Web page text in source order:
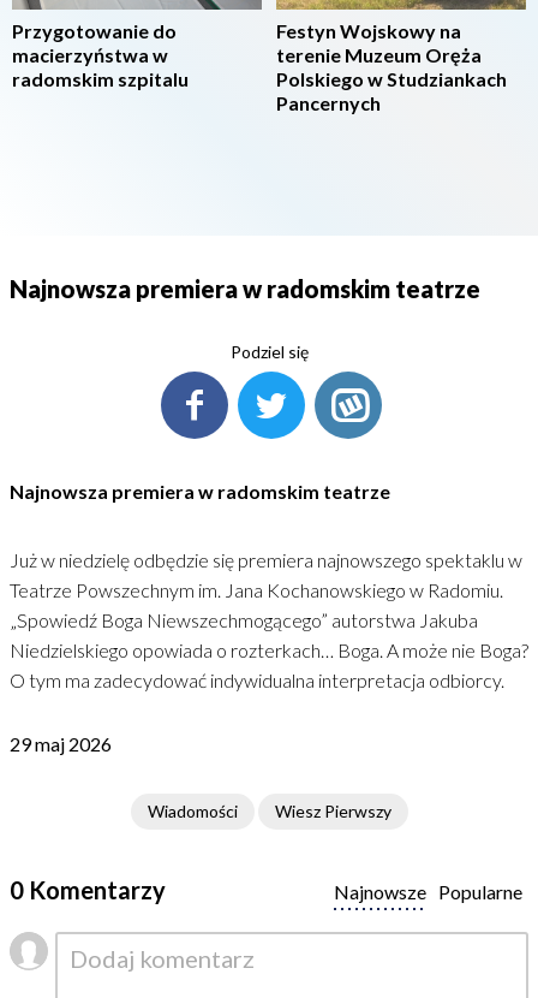
Przygotowanie do
macierzyństwa w
radomskim szpitalu
Festyn Wojskowy na
terenie Muzeum Oręża
Polskiego w Studziankach
Pancernych
Najnowsza premiera w radomskim teatrze
Podziel się
Najnowsza premiera w radomskim teatrze
Już w niedzielę odbędzie się premiera najnowszego spektaklu w
Teatrze Powszechnym im. Jana Kochanowskiego w Radomiu.
„Spowiedź Boga Niewszechmogącego” autorstwa Jakuba
Niedzielskiego opowiada o rozterkach… Boga. A może nie Boga?
O tym ma zadecydować indywidualna interpretacja odbiorcy.
29 maj 2026
Wiadomości Wiesz Pierwszy
0 Komentarzy Popularne
Najnowsze